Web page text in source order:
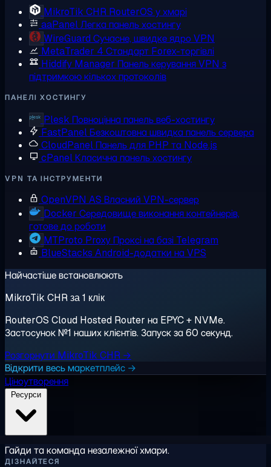
MikroTik CHR RouterOS у хмарі
aaPanelЛегка панель хостингу
WireGuard Сучасне, швидке ядро VPN
MetaTrader 4 Стандарт Forex-торгівлі
Hiddify Manager Панель керування VPN з
підтримкою кількох протоколів
ПАНЕЛІ ХОСТИНГУ
Plesk Повноцінна панель веб-хостингу
FastPanelБезкоштовна швидка панель сервера
CloudPanel Панель для PHP та Node.js
cPanelКласична панель хостингу
VPN ТА ІНСТРУМЕНТИ
OpenVPN AS Власний VPN-сервер
Docker Середовище виконання контейнерів,
готове до роботи
MTProto Proxy Проксі на базі Telegram
BlueStacks Android-додатки на VPS
Найчастіше встановлюють
MikroTik CHR за 1 клік
RouterOS Cloud Hosted Router на EPYC + NVMe.
Застосунок №1 наших клієнтів. Запуск за 60 секунд.
Розгорнути MikroTik CHR →
Відкрити весь маркетплейс →
Ціноутворення
Гайди та команда незалежної хмари.
ДІЗНАЙТЕСЯ